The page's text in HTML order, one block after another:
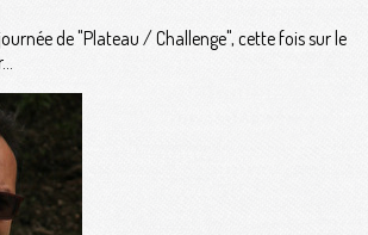
de "Plateau / Challenge", cette fois sur le